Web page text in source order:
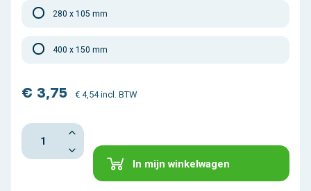
280 x 105 mm
400 x 150 mm
€ 3,75 € 4,54 incl. BTW
In mijn winkelwagen